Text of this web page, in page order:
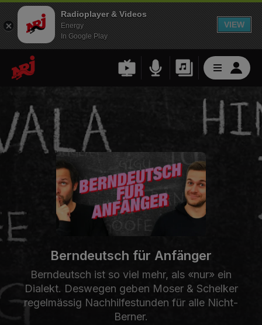
Radioplayer & Videos
Energy
In Google Play
VIEW
Berndeutsch für Anfänger
Berndeutsch ist so viel mehr, als «nur» ein
Dialekt. Deswegen geben Moser & Schelker
regelmässig Nachhilfestunden für alle Nicht-
Berner.